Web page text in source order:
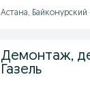
Астана, Байконурский
Демонтаж,
Газель